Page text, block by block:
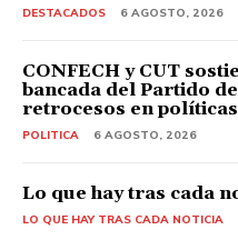
DESTACADOS 6 AGOSTO, 2026
CONFECH y CUT
bancada del Partido
retrocesos en
POLITICA 6 AGOSTO, 2026
Lo que hay tras cada
LO QUE HAY TRAS CADA NOTICIA